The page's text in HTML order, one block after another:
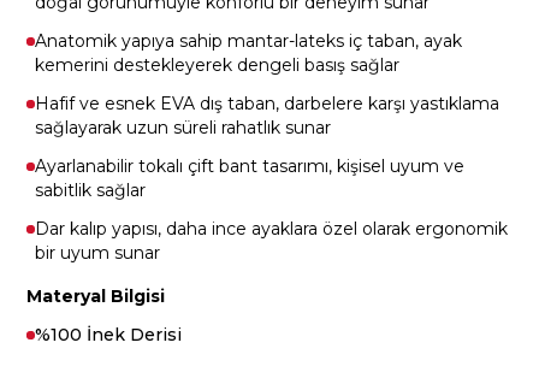
Anatomik yapıya sahip mantar-lateks iç taban, ayak
kemerini destekleyerek dengeli basış sağlar
Hafif ve esnek EVA dış taban, darbelere karşı yastıklama
sağlayarak uzun süreli rahatlık sunar
Ayarlanabilir tokalı çift bant tasarımı, kişisel uyum ve
sabitlik sağlar
Dar kalıp yapısı, daha ince ayaklara özel olarak ergonomik
bir uyum sunar
Materyal Bilgisi
%100 İnek Derisi